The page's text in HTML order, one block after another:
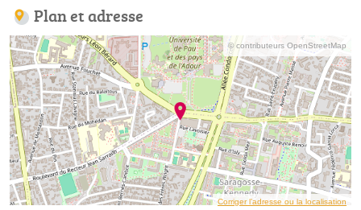
Plan et adresse
© contributeurs OpenStreetMap
Corriger l’adresse ou la localisation